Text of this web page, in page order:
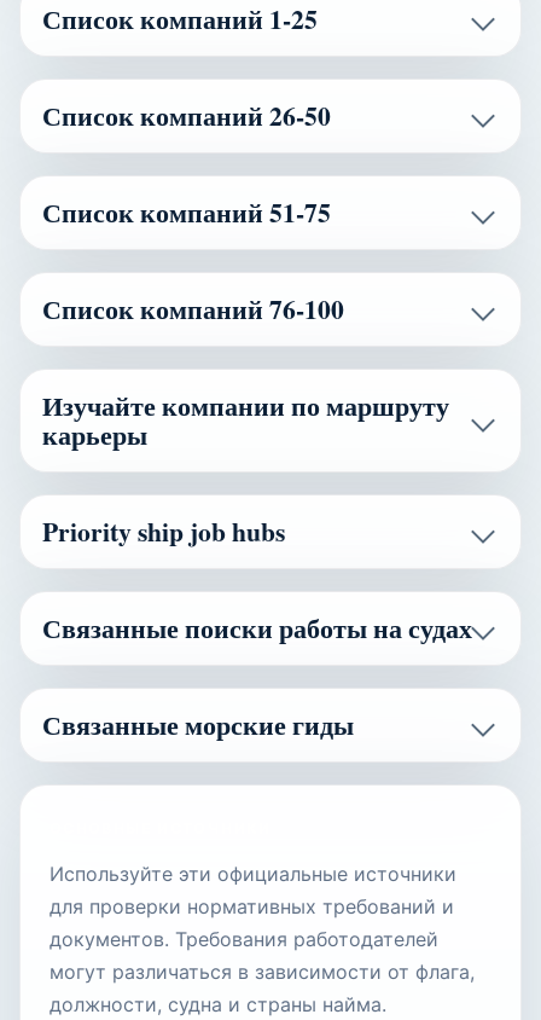
Список компаний 1-25
Список компаний 26-50
Список компаний 51-75
Список компаний 76-100
Изучайте компании по маршруту
карьеры
Priority ship job hubs
Связанные поиски работы на судах
Связанные морские гиды
Используйте эти официальные источники
для проверки нормативных требований и
документов. Требования работодателей
могут различаться в зависимости от флага,
должности, судна и страны найма.